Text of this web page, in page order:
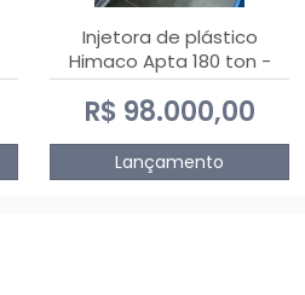
Injetora de plástico
Himaco Apta 180 ton -
2009
R$ 98.000,00
Lançamento